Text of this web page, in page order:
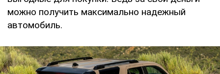
можно получить максимально надежный
автомобиль.